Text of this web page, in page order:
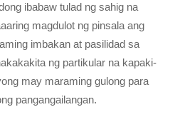
ibabaw tulad ng sahig na
magdulot ng pinsala ang
imbakan at pasilidad sa
ng partikular na kapaki-
may maraming gulong para
pangangailangan.